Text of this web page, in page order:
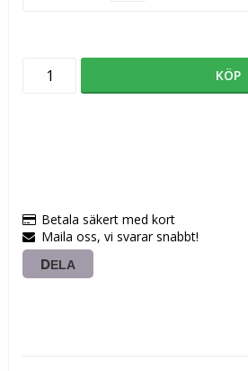
KÖP
Betala säkert med kort
Maila oss, vi svarar snabbt!
DELA